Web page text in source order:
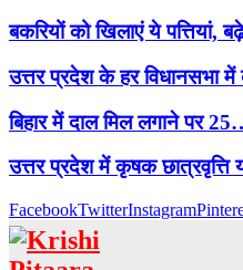
बकरियों को खिलाएं ये पत्तियां,
उत्तर प्रदेश के हर विधानसभा
बिहार में दाल मिल लगाने पर
उत्तर प्रदेश में कृषक छात्रवृत्ति
FacebookTwitterInstagram